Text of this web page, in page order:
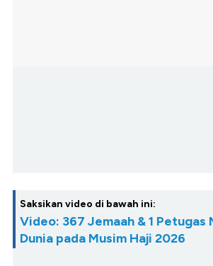
Saksikan video di bawah ini:
Video: 367 Jemaah & 1 Petugas
Dunia pada Musim Haji 2026